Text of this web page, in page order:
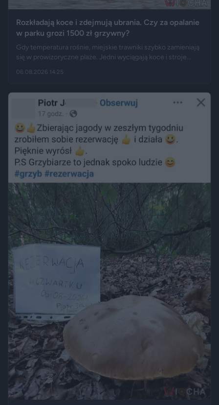
Rozkładają koce i zdejmują ubrania. Czy za opalanie
w parku grozi 1500 zł grzywny?
Gdy temperatura rośnie, miejskie trawniki szybko zamieniają
się w prowizoryczne plaże. Jedni wyciągają koce i stroje
legalne. Jak opisują Gazeta.pl i „Rzeczpospolita”, samo
przez nagość, złamanie regulaminu parku albo zajęcie
trawnika, który nie został przeznaczony do rekreacji.
06.08.2026 14:25